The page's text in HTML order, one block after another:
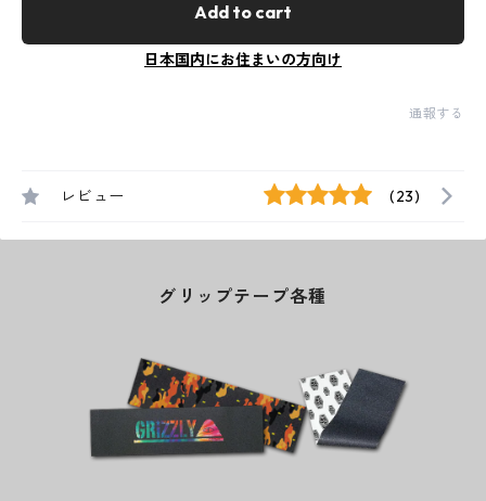
Add to cart
日本国内にお住まいの方向け
通報する
レビュー (23)
グリップテープ各種